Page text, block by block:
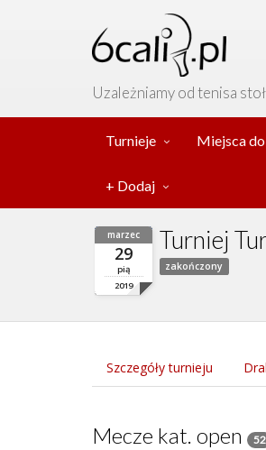
Uzależniamy od tenisa
Turnieje Miejsca
+ Dodaj
marzec
29
pią
2019
Turniej
zakończony
Szczegóły turnieju
Mecze kat. open 52